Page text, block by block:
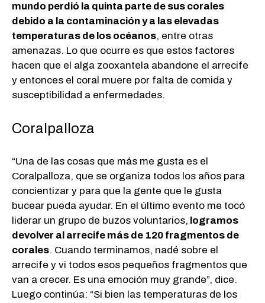
mundo perdió la quinta parte de sus corales
debido a la contaminación y a las elevadas
temperaturas de los océanos, entre otras
amenazas. Lo que ocurre es que estos factores
hacen que el alga zooxantela abandone el arrecife
y entonces el coral muere por falta de comida y
susceptibilidad a enfermedades.
Coralpalloza
“Una de las cosas que más me gusta es el
Coralpalloza, que se organiza todos los años para
concientizar y para que la gente que le gusta
bucear pueda ayudar. En el último evento me tocó
liderar un grupo de buzos voluntarios, logramos
devolver al arrecife más de 120 fragmentos de
corales. Cuando terminamos, nadé sobre el
arrecife y vi todos esos pequeños fragmentos que
van a crecer. Es una emoción muy grande”, dice.
Luego continúa: “Si bien las temperaturas de los